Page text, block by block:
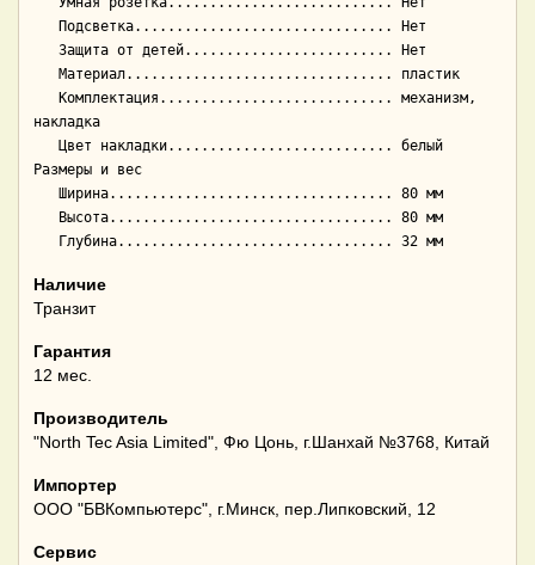
накладка
Размеры и вес
Наличие
Транзит
Гарантия
12 мес.
Производитель
"North Tec Asia Limited", Фю Цонь, г.Шанхай №3768, Китай
Импортер
ООО "БВКомпьютерс", г.Минск, пер.Липковский, 12
Сервис